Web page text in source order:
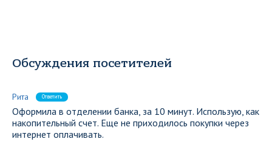
Обсуждения посетителей
Рита Ответить
Оформила в отделении банка, за 10 минут. Использую, как
накопительный счет. Еще не приходилось покупки через
интернет оплачивать.